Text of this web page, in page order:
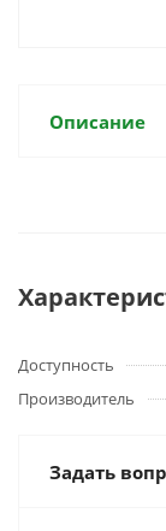
Описание
Доступность
Производитель
Задать